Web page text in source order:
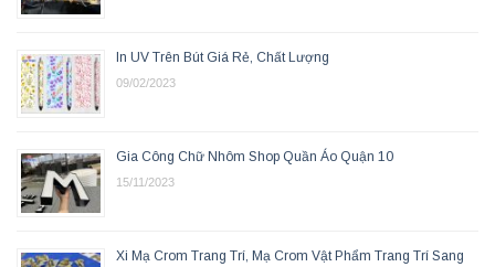
In UV Trên Bút Giá Rẻ, Chất Lượng
09/02/2023
Gia Công Chữ Nhôm Shop Quần Áo Quận 10
15/11/2023
Xi Mạ Crom Trang Trí, Mạ Crom Vật Phẩm Trang Trí Sang